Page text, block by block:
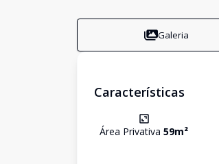
Galeria
Características
Área Privativa 59m²